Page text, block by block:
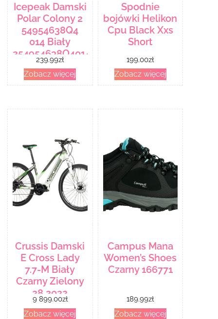
Icepeak Damski
Polar Colony 2
54954638Q4
014 Biały
254954638Q4014
239.99zł
Zobacz więcej
Spodnie
bojówki Helikon
Cpu Black Xxs
Short
199.00zł
Zobacz więcej
Crussis Damski
E Cross Lady
7.7-M Biały
Czarny Zielony
28 2022
9 899.00zł
Zobacz więcej
Campus Mana
Women’s Shoes
Czarny 166771
189.99zł
Zobacz więcej